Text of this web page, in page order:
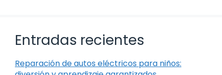
Entradas recientes
Reparación de autos eléctricos para niños: